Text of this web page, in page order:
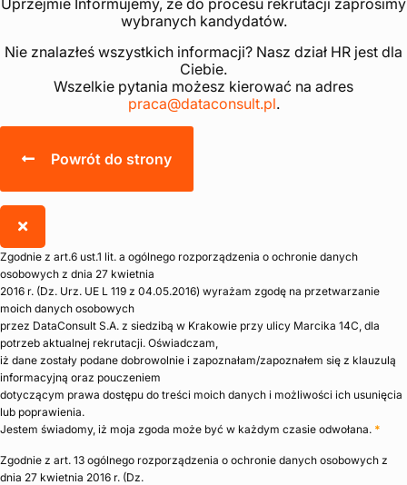
wybranych kandydatów.
Nie znalazłeś wszystkich informacji? Nasz dział HR jest dla
Ciebie.
Wszelkie pytania możesz kierować na adres
praca@dataconsult.pl.
Powrót do strony
Zgodnie z art.6 ust.1 lit. a ogólnego rozporządzenia o ochronie danych
osobowych z dnia 27 kwietnia
2016 r. (Dz. Urz. UE L 119 z 04.05.2016) wyrażam zgodę na przetwarzanie
moich danych osobowych
przez DataConsult S.A. z siedzibą w Krakowie przy ulicy Marcika 14C, dla
potrzeb aktualnej rekrutacji. Oświadczam,
iż dane zostały podane dobrowolnie i zapoznałam/zapoznałem się z klauzulą
informacyjną oraz pouczeniem
dotyczącym prawa dostępu do treści moich danych i możliwości ich usunięcia
lub poprawienia.
Jestem świadomy, iż moja zgoda może być w każdym czasie odwołana. *
Zgodnie z art. 13 ogólnego rozporządzenia o ochronie danych osobowych z
dnia 27 kwietnia 2016 r. (Dz.